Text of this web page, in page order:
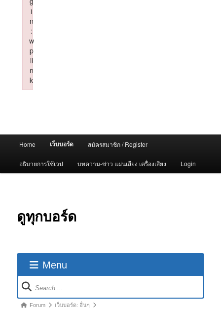
Home เว็บบอร์ด สมัครสมาชิก / Register
อธิบายการใช้เวป บทความ-ข่าว แผ่นเสียง เครื่องเสียง Login
ดูทุกบอร์ด
Menu
Forum
Navigation
ForumForum เว็บบอร์ด: อื่นๆ
i
n
:
w
p
li
n
k
Failed to initialize plugin: wplink